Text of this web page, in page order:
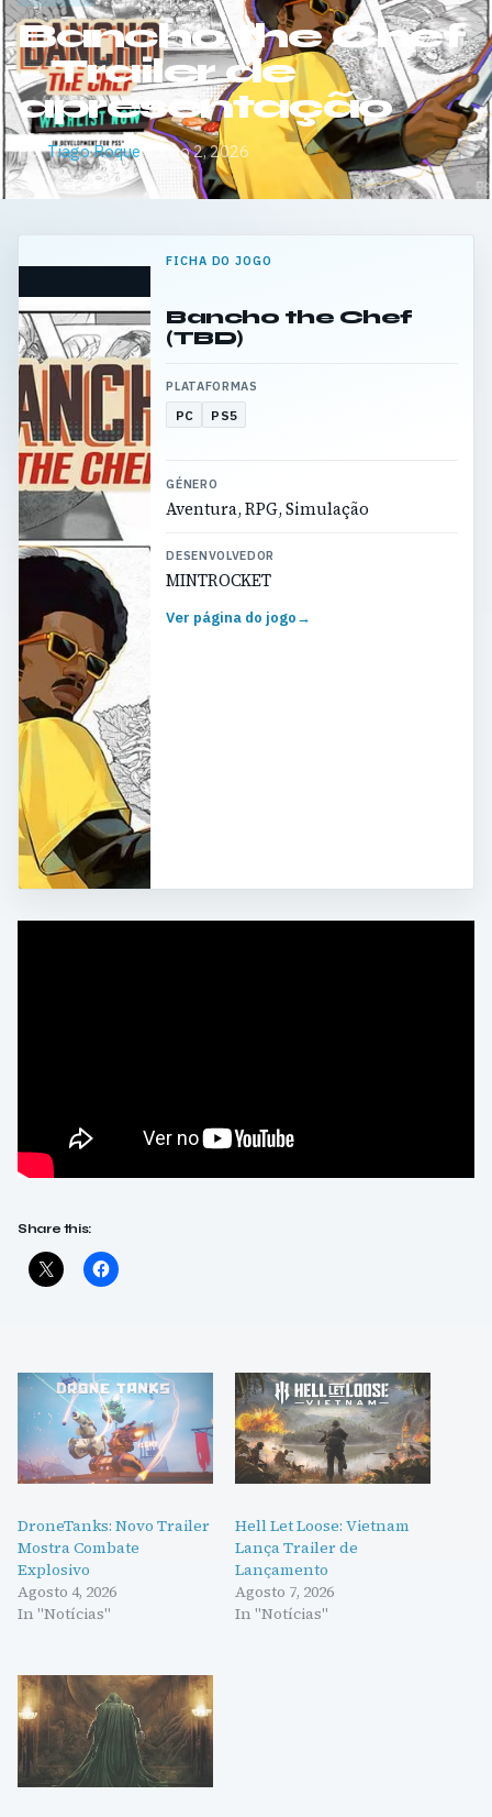
Bancho the Chef
– Trailer de
apresentação
PorTiago Roque· Junho 2, 2026
FICHA DO JOGO
Bancho the Chef
(TBD)
PLATAFORMAS
PC PS5
GÉNERO
Aventura, RPG, Simulação
DESENVOLVEDOR
MINTROCKET
Ver página do jogo→
Share this:
DroneTanks: Novo Trailer
Mostra Combate
Explosivo
Agosto 4, 2026
In "Notícias"
Hell Let Loose: Vietnam
Lança Trailer de
Lançamento
Agosto 7, 2026
In "Notícias"